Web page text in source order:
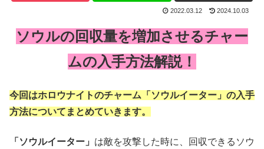
2022.03.12 2024.10.03
ソウルの回収量を増加させるチャー
ムの入手方法解説！
今回はホロウナイトのチャーム「ソウルイーター」の入手
方法についてまとめていきます。
「ソウルイーター」 は敵を攻撃した時に、回収できるソウ